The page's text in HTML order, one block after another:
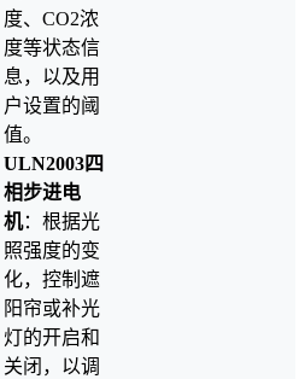
度、CO2浓
度等状态信
息，以及用
户设置的阈
值。
ULN2003四
相步进电
机：根据光
照强度的变
化，控制遮
阳帘或补光
灯的开启和
关闭，以调